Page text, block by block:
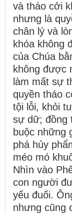
và tháo cởi
nhưng là
chân lý và
khóa không
của Chúa
không được
làm mất sự
quyền tháo
tội lỗi, khỏi
sự dữ; đồng
buộc những
phá hủy
méo mó
Nhìn vào
con người
yếu đuối.
nhưng cũng